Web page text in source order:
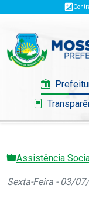
Governo
Assistência
Sexta-Feira - 03/